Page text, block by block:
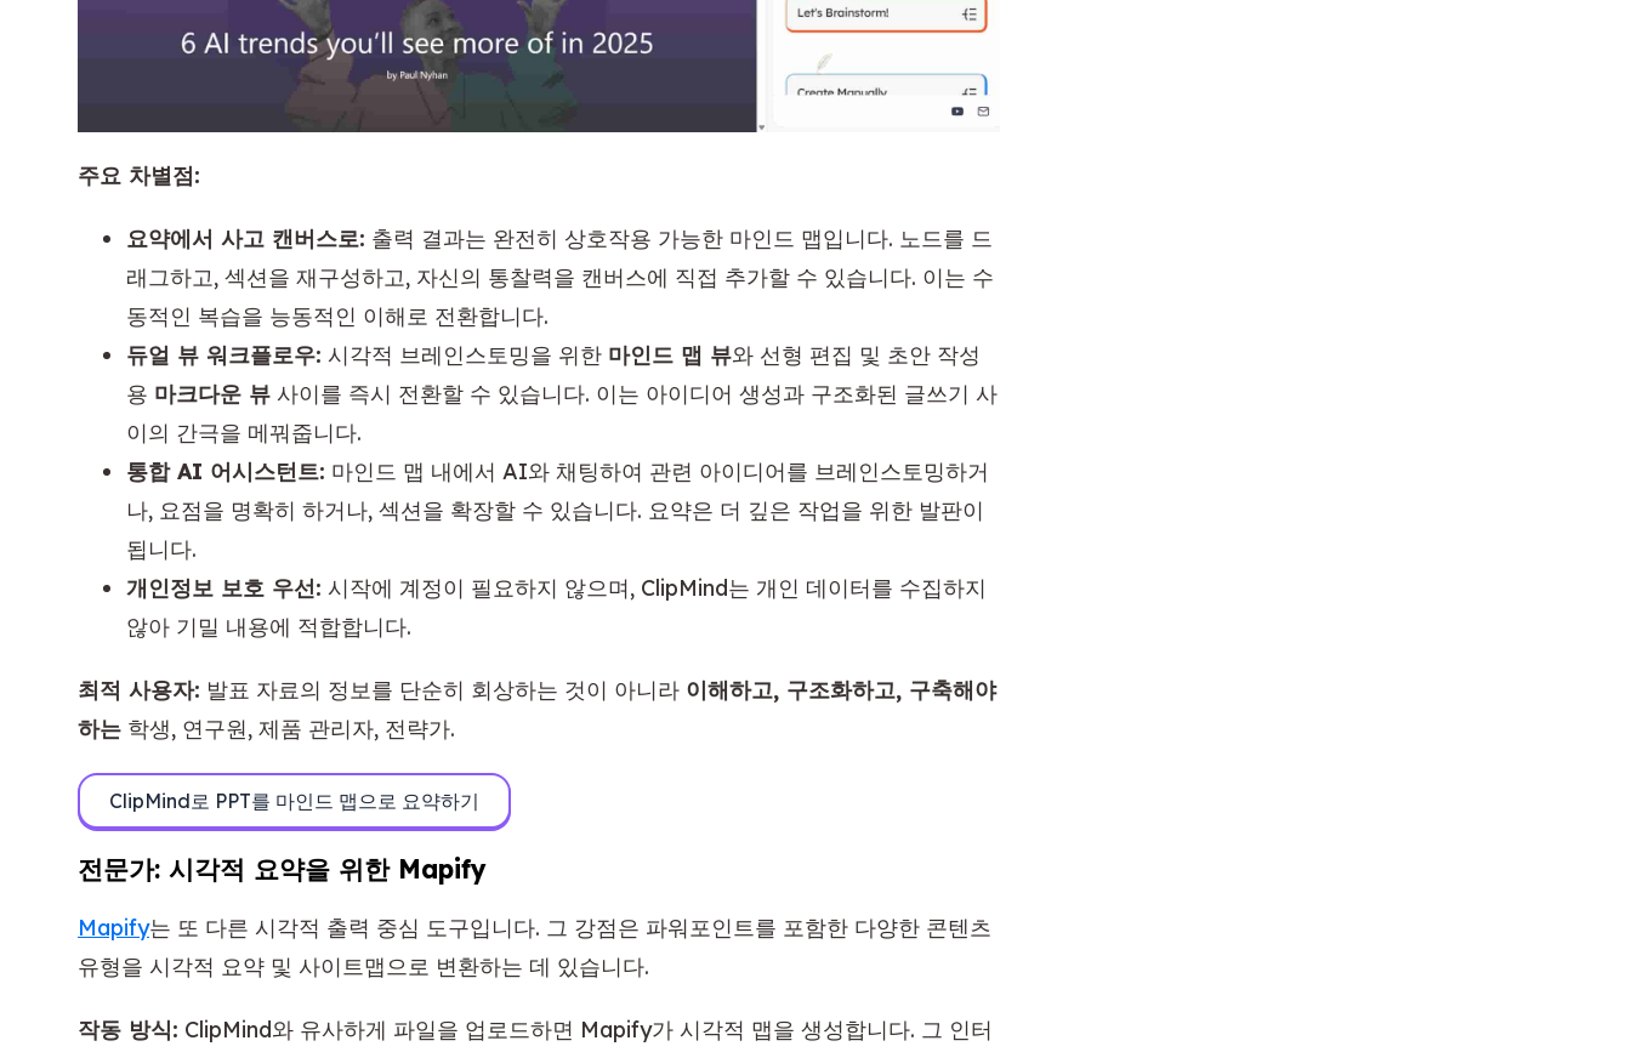
주요 차별점:
요약에서 사고 캔버스로: 출력 결과는 완전히 상호작용 가능한 마인드 맵입니다. 노드를 드
래그하고, 섹션을 재구성하고, 자신의 통찰력을 캔버스에 직접 추가할 수 있습니다. 이는 수
동적인 복습을 능동적인 이해로 전환합니다.
듀얼 뷰 워크플로우: 시각적 브레인스토밍을 위한 마인드 맵 뷰와 선형 편집 및 초안 작성
용 마크다운 뷰 사이를 즉시 전환할 수 있습니다. 이는 아이디어 생성과 구조화된 글쓰기 사
이의 간극을 메꿔줍니다.
통합 AI 어시스턴트: 마인드 맵 내에서 AI와 채팅하여 관련 아이디어를 브레인스토밍하거
나, 요점을 명확히 하거나, 섹션을 확장할 수 있습니다. 요약은 더 깊은 작업을 위한 발판이
됩니다.
개인정보 보호 우선: 시작에 계정이 필요하지 않으며, ClipMind는 개인 데이터를 수집하지
않아 기밀 내용에 적합합니다.
최적 사용자: 발표 자료의 정보를 단순히 회상하는 것이 아니라 이해하고, 구조화하고, 구축해야
하는 학생, 연구원, 제품 관리자, 전략가.
ClipMind로 PPT를 마인드 맵으로 요약하기
전문가: 시각적 요약을 위한 Mapify
Mapify는 또 다른 시각적 출력 중심 도구입니다. 그 강점은 파워포인트를 포함한 다양한 콘텐츠
유형을 시각적 요약 및 사이트맵으로 변환하는 데 있습니다.
작동 방식: ClipMind와 유사하게 파일을 업로드하면 Mapify가 시각적 맵을 생성합니다. 그 인터